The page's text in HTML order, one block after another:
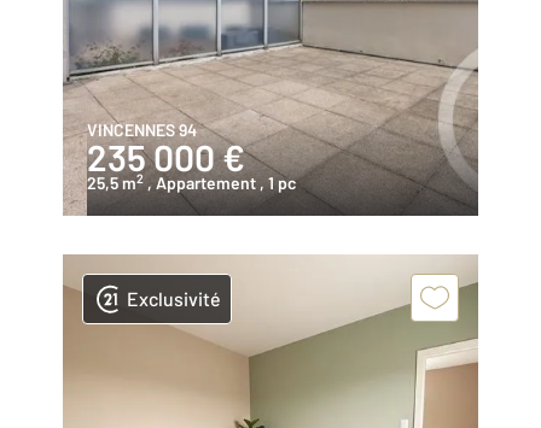
VINCENNES 94
235 000 €
25,5 m2 , Appartement , 1 pc
Exclusivité